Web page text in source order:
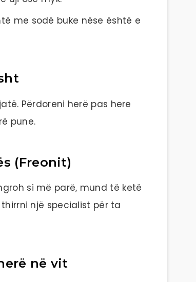
me sodë buke nëse është e
Përdoreni herë pas here
pune.
(Freonit)
si më parë, mund të ketë
një specialist për ta
në vit